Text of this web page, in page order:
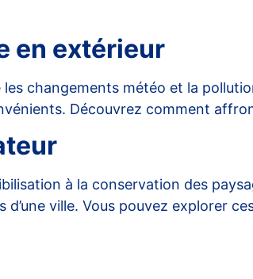
en extérieur
changements météo et la
Découvrez comment
à la conservation des
ville. Vous pouvez explorer